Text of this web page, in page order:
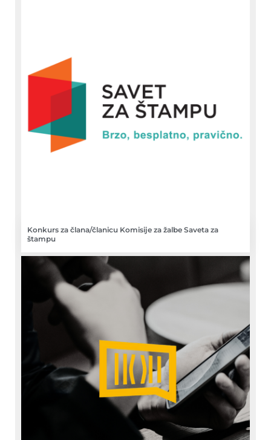
Konkurs za člana/članicu Komisije za žalbe Saveta za
štampu